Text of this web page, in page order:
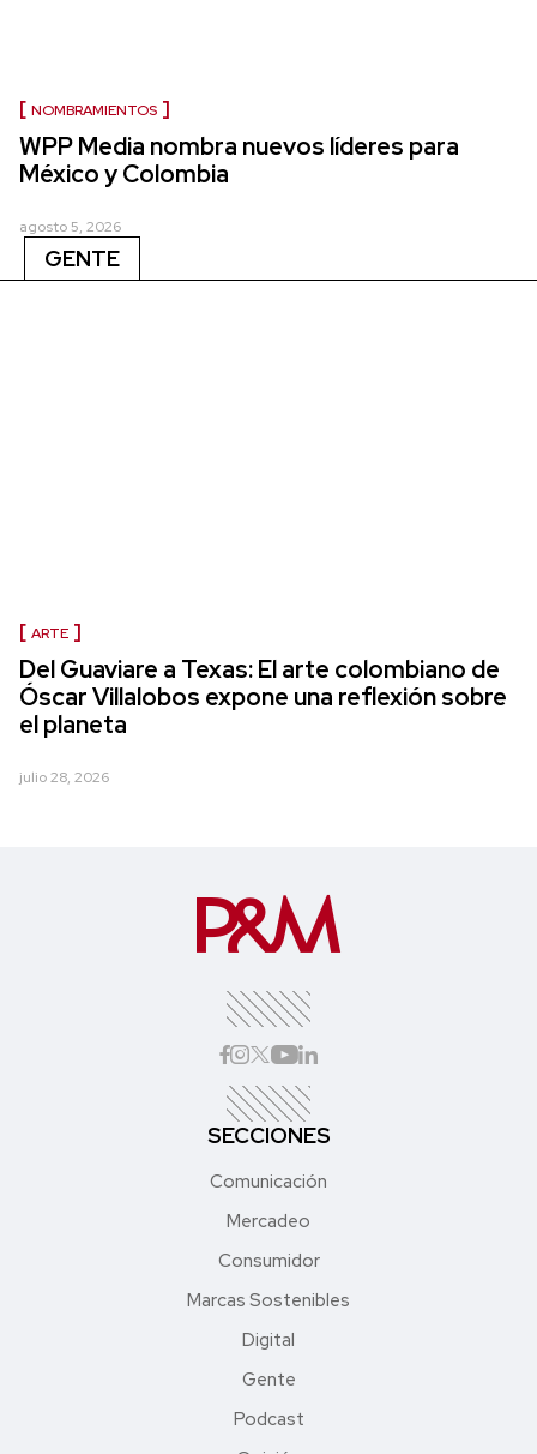
NOMBRAMIENTOS
WPP Media nombra nuevos líderes para
México y Colombia
agosto 5, 2026
GENTE
ARTE
Del Guaviare a Texas: El arte colombiano de
Óscar Villalobos expone una reflexión sobre
el planeta
julio 28, 2026
SECCIONES
Comunicación
Mercadeo
Consumidor
Marcas Sostenibles
Digital
Gente
Podcast